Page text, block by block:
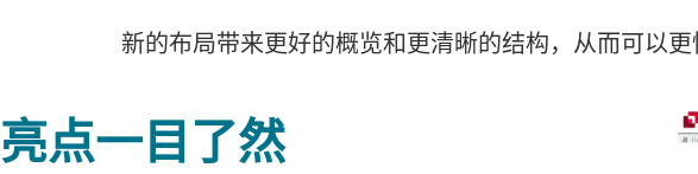
新的布局带来更好的概览和更清晰的结构，从而可以更
亮点一目了然